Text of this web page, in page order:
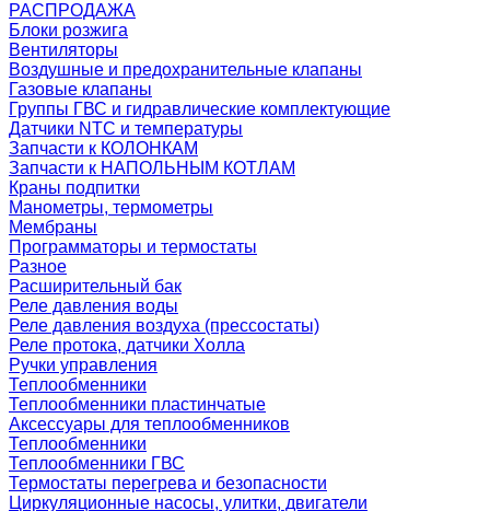
РАСПРОДАЖА
Блоки розжига
Вентиляторы
Воздушные и предохранительные клапаны
Газовые клапаны
Группы ГВС и гидравлические комплектующие
Датчики NTC и температуры
Запчасти к КОЛОНКАМ
Запчасти к НАПОЛЬНЫМ КОТЛАМ
Краны подпитки
Манометры, термометры
Мембраны
Программаторы и термостаты
Разное
Расширительный бак
Реле давления воды
Реле давления воздуха (прессостаты)
Реле протока, датчики Холла
Ручки управления
Теплообменники
Теплообменники пластинчатые
Аксессуары для теплообменников
Теплообменники
Теплообменники ГВС
Термостаты перегрева и безопасности
Циркуляционные насосы, улитки, двигатели